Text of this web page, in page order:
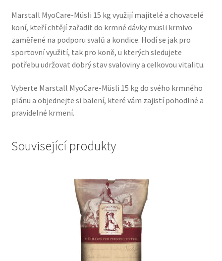
Royal Canin pro psy
Veterinární dieta pro psy
Vodítka a obojky
Wolf of Wilderness
Marstall MyoCare-Müsli 15 kg využijí majitelé a chovatelé
koní, kteří chtějí zařadit do krmné dávky müsli krmivo
zaměřené na podporu svalů a kondice. Hodí se jak pro
sportovní využití, tak pro koně, u kterých sledujete
potřebu udržovat dobrý stav svaloviny a celkovou vitalitu.
Vyberte Marstall MyoCare-Müsli 15 kg do svého krmného
plánu a objednejte si balení, které vám zajistí pohodlné a
pravidelné krmení.
Související produkty